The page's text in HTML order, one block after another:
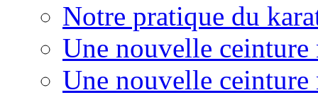
Notre pratique du
Une nouvelle
Une nouvelle